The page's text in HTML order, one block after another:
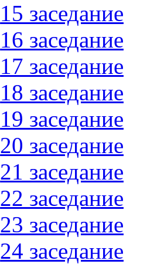
15 заседание
16 заседание
17 заседание
18 заседание
19 заседание
20 заседание
21 заседание
22 заседание
23 заседание
24 заседание